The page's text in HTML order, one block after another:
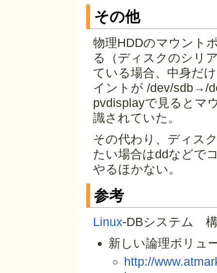
その他
物理HDDのマウント
る（ディスクのシリ
ている場合、中身だ
イントが /dev/sdb→/
pvdisplayで見るとマ
識されていた。
その代わり、ディス
たい場合はddなどで
やるほかない。
参考
Linux-DBシステム
新しい論理ボリュ
http://